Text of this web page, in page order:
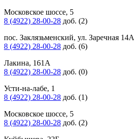
Московское шоссе, 5
8 (4922) 28-00-28 доб. (2)
пос. Заклязьменский, ул. Заречная 14А
8 (4922) 28-00-28 доб. (6)
Лакина, 161А
8 (4922) 28-00-28 доб. (0)
Усти-на-лабе, 1
8 (4922) 28-00-28 доб. (1)
Московское шоссе, 5
8 (4922) 28-00-28 доб. (2)